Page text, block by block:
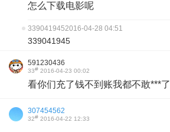
‍怎么‍下载‍电影‍呢
3390419452016-04-28 04:51
339041945
591230436
33# 2016-04-23 00:02
看你们充了钱不到账我都不敢***了
307454562
32# 2016-04-22 12:33